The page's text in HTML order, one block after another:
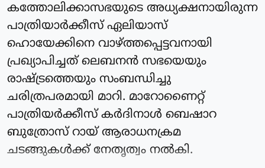
കത്തോലിക്കാസഭയുടെ അധ്യക്ഷനായിരുന്ന
പാത്രിയാര്‍ക്കീസ് ഏലിയാസ്
ഹൊയേക്കിനെ വാഴ്ത്തപ്പെട്ടവനായി
പ്രഖ്യാപിച്ചത് ലെബനന്‍ സഭയെയും
രാഷ്ട്രത്തെയും സംബന്ധിച്ചു
ചരിത്രപരമായി മാറി. മാറോണൈറ്റ്
പാത്രിയര്‍ക്കീസ് കർദിനാള്‍ ബെഷാറ
ബുത്രോസ് റായ് ആരാധനക്രമ
ചടങ്ങുകള്‍ക്ക് നേതൃത്വം നല്‍കി.